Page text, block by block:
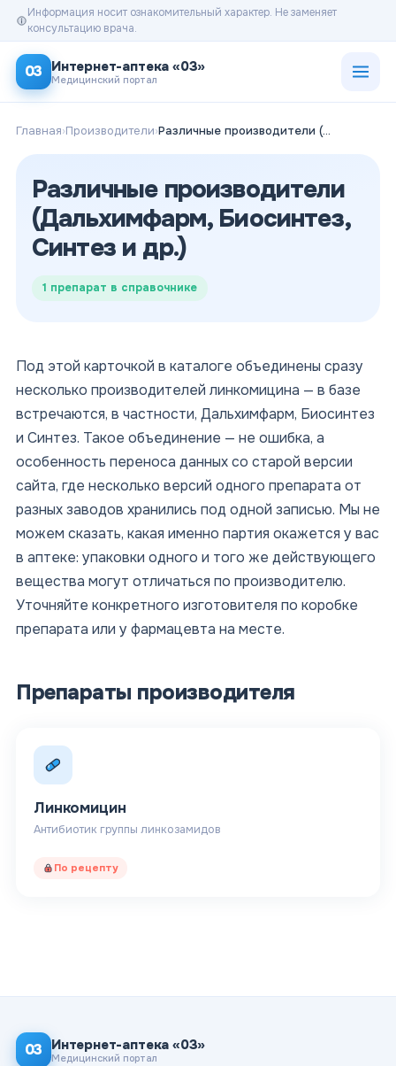
Информация носит ознакомительный характер. Не заменяет
консультацию врача.
03 Интернет-аптека «03»
Медицинский портал
Главная›Производители› Различные производители (Дальхимфарм, Биосинтез, Синтез и др.)
Различные производители
(Дальхимфарм, Биосинтез,
Синтез и др.)
1 препарат в справочнике
Под этой карточкой в каталоге объединены сразу
несколько производителей линкомицина — в базе
встречаются, в частности, Дальхимфарм, Биосинтез
и Синтез. Такое объединение — не ошибка, а
особенность переноса данных со старой версии
сайта, где несколько версий одного препарата от
разных заводов хранились под одной записью. Мы не
можем сказать, какая именно партия окажется у вас
в аптеке: упаковки одного и того же действующего
вещества могут отличаться по производителю.
Уточняйте конкретного изготовителя по коробке
препарата или у фармацевта на месте.
Препараты производителя
Линкомицин
Антибиотик группы линкозамидов
По рецепту
03 Интернет-аптека «03»
Медицинский портал